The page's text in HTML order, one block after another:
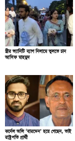
স্ত্রীর ভ্যানিটি ব্যাগ নিলামে তুলতে চান
আসিফ মাহমুদ
কর্নেল অলি ‘বারডেন’ হয়ে গেছেন, তাই
রাষ্ট্রপতি প্রার্থী